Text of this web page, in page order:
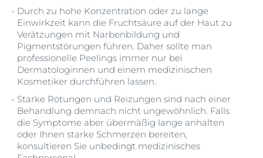
Durch zu hohe Konzentration oder zu lange
Einwirkzeit kann die Fruchtsäure auf der Haut zu
Verätzungen mit Narbenbildung und
Pigmentstörungen führen. Daher sollte man
professionelle Peelings immer nur bei
Dermatologinnen und einem medizinischen
Kosmetiker durchführen lassen.
Starke Rötungen und Reizungen sind nach einer
Behandlung demnach nicht ungewöhnlich. Falls
die Symptome aber übermäßig lange anhalten
oder Ihnen starke Schmerzen bereiten,
konsultieren Sie unbedingt medizinisches